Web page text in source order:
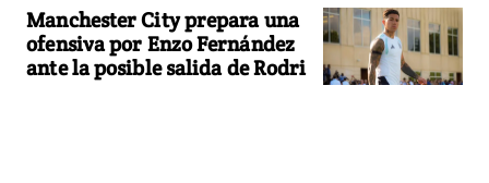
Manchester City prepara una
ofensiva por Enzo Fernández
ante la posible salida de Rodri